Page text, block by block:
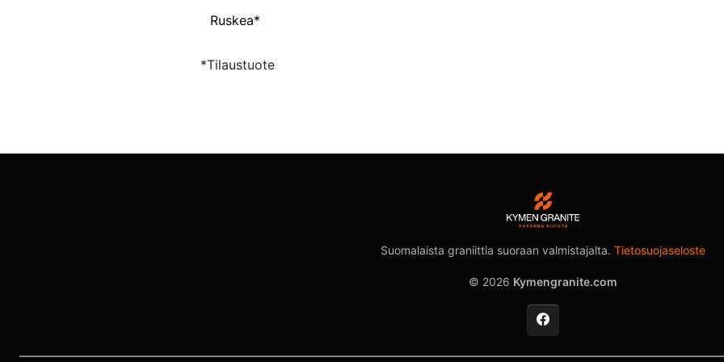
Ruskea*
*Tilaustuote
Suomalaista graniittia suoraan valmistajalta. Tietosuojaseloste
© 2026 Kymengranite.com